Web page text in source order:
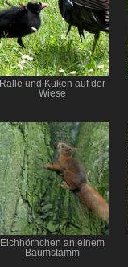
Ralle und Küken auf der
Wiese
Eichhörnchen an einem
Baumstamm